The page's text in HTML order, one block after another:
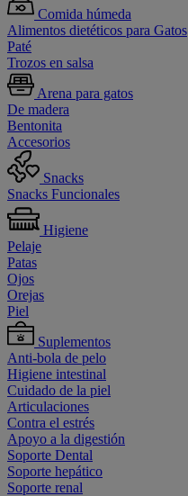
Comida húmeda
Alimentos dietéticos para Gatos
Paté
Trozos en salsa
Arena para gatos
De madera
Bentonita
Accesorios
Snacks
Snacks Funcionales
Higiene
Pelaje
Patas
Ojos
Orejas
Piel
Suplementos
Anti-bola de pelo
Higiene intestinal
Cuidado de la piel
Articulaciones
Contra el estrés
Apoyo a la digestión
Soporte Dental
Soporte hepático
Soporte renal